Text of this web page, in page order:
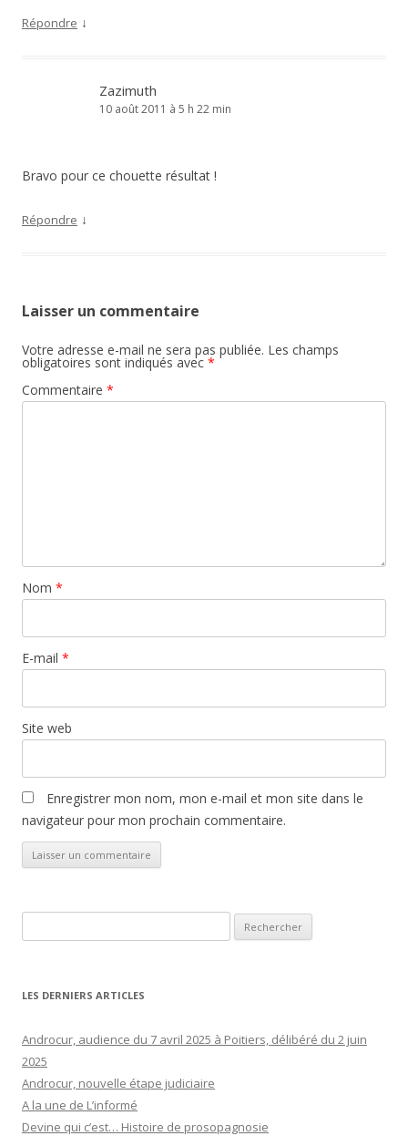
Répondre ↓
Zazimuth
10 août 2011 à 5 h 22 min
Bravo pour ce chouette résultat !
Répondre ↓
Laisser un commentaire
Votre adresse e-mail ne sera pas publiée. Les champs
obligatoires sont indiqués avec *
Commentaire *
Nom *
E-mail *
Site web
Enregistrer mon nom, mon e-mail et mon site dans le
navigateur pour mon prochain commentaire.
LES DERNIERS ARTICLES
Androcur, audience du 7 avril 2025 à Poitiers, délibéré du 2 juin
2025
Androcur, nouvelle étape judiciaire
A la une de L’informé
Devine qui c’est… Histoire de prosopagnosie